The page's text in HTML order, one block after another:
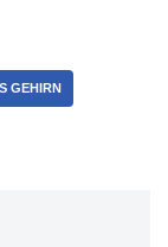
GEHIRN